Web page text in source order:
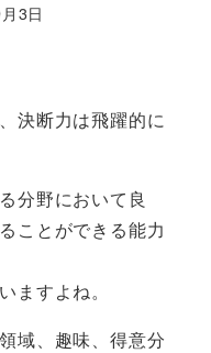
3日
決断力は飛躍的に
分野において良
ことができる能力
ますよね。
域、趣味、得意分